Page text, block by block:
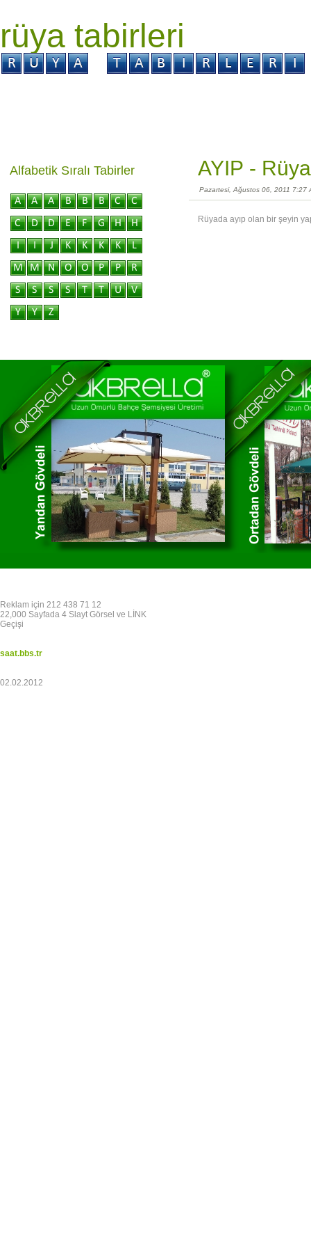
rüya tabirleri
AYIP -
Pazartesi, Ağustos 06, 2011 7:27
Rüyada ayıp olan bir şeyin
Alfabetik Sıralı Tabirler
Reklam için 212 438 71 12
22,000 Sayfada 4 Slayt Görsel ve LİNK
Geçişi
saat.bbs.tr
02.02.2012